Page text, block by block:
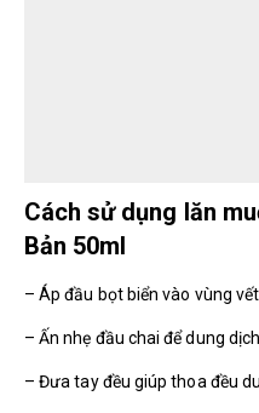
Cách sử dụng lăn
Bản 50ml
– Áp đầu bọt biển vào vùng
– Ấn nhẹ đầu chai để dung
– Đưa tay đều giúp thoa đều